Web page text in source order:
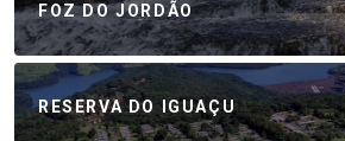
FOZ DO JORDÃO
RESERVA DO IGUAÇU